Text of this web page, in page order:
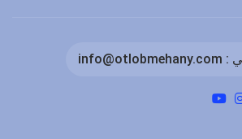
:
info@otlobmehany.com